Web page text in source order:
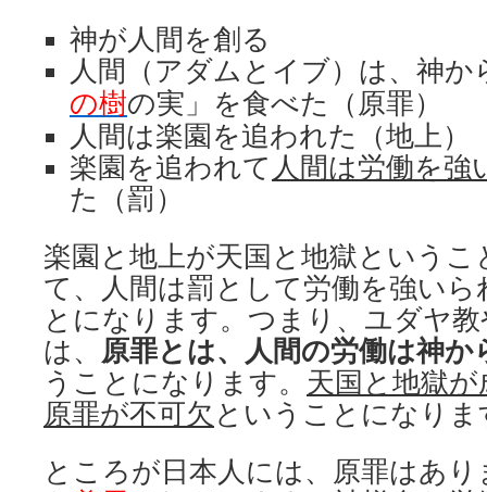
神が人間を創る
人間（アダムとイブ）は、神か
の樹の実」を食べた（原罪）
人間は楽園を追われた（地上）
楽園を追われて 人間は労働を強
た（罰）
楽園と地上が天国と地獄という
て、人間は罰として労働を強い
とになります。つまり、ユダヤ
は、 原罪とは、人間の労働は神か
うことになります。 天国と地獄
原罪が不可欠 ということになりま
ところが日本人には、原罪はあ